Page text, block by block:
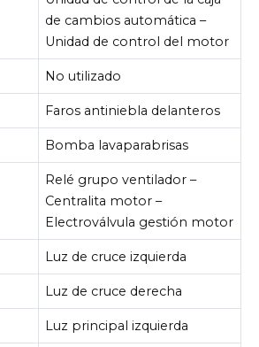
de cambios automática –
Unidad de control del motor
No utilizado
Faros antiniebla delanteros
Bomba lavaparabrisas
Relé grupo ventilador –
Centralita motor –
Electroválvula gestión motor
Luz de cruce izquierda
Luz de cruce derecha
Luz principal izquierda